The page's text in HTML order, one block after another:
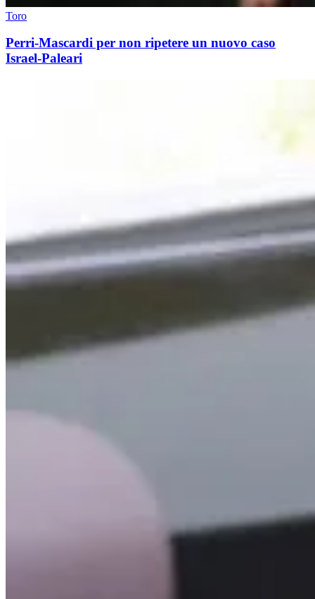
Toro
Perri-Mascardi per non ripetere un nuovo caso
Israel-Paleari